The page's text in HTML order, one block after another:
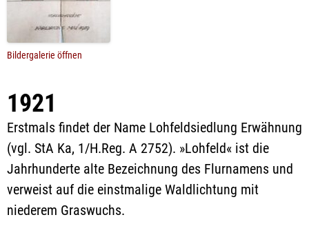
Bildergalerie öffnen
1921
Erstmals findet der Name Lohfeldsiedlung Erwähnung
(vgl. StA Ka, 1/H.Reg. A 2752). »Lohfeld« ist die
Jahrhunderte alte Bezeichnung des Flurnamens und
verweist auf die einstmalige Waldlichtung mit
niederem Graswuchs.